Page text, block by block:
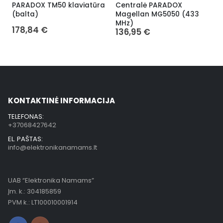
PARADOX TM50 klaviatūra
(balta)
178,84 €
Centralė PARADOX
Magellan MG5050 (433
MHz)
136,95 €
KONTAKTINĖ INFORMACIJA
TELEFONAS:
+37068427642
EL. PAŠTAS:
info@elektronikanamams.lt
UAB “Elektronika Namams”
Įm. k.: 304185859
PVM k.: LT100010001914